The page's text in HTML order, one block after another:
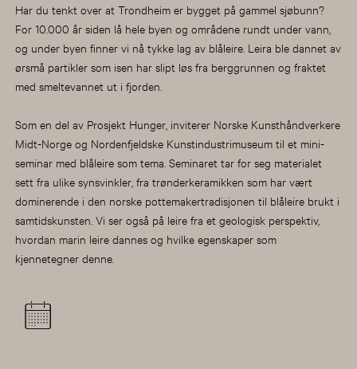
Har du tenkt over at Trondheim er bygget på gammel sjøbunn?
For 10.000 år siden lå hele byen og områdene rundt under vann,
og under byen finner vi nå tykke lag av blåleire. Leira ble dannet av
ørsmå partikler som isen har slipt løs fra berggrunnen og fraktet
med smeltevannet ut i fjorden.
Som en del av Prosjekt Hunger, inviterer Norske Kunsthåndverkere
Midt-Norge og Nordenfjeldske Kunstindustrimuseum til et mini-
seminar med blåleire som tema. Seminaret tar for seg materialet
sett fra ulike synsvinkler, fra trønderkeramikken som har vært
dominerende i den norske pottemakertradisjonen til blåleire brukt i
samtidskunsten. Vi ser også på leire fra et geologisk perspektiv,
hvordan marin leire dannes og hvilke egenskaper som
kjennetegner denne.